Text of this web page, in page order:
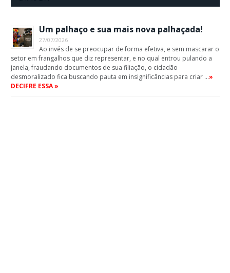
Um palhaço e sua mais nova palhaçada!
27/07/2026
Ao invés de se preocupar de forma efetiva, e sem mascarar o
setor em frangalhos que diz representar, e no qual entrou pulando a
janela, fraudando documentos de sua filiação, o cidadão
desmoralizado fica buscando pauta em insignificâncias para criar …»
DECIFRE ESSA »